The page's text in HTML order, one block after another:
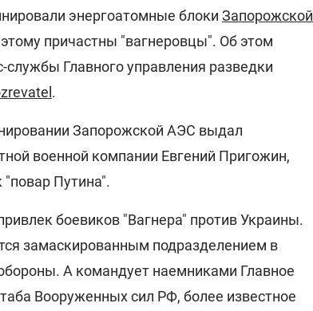
энергоатомные блоки Запорожской
причастны "вагнеровцы". Об этом
службы Главного управления разведки
.
Запорожской АЭС выдал
военной компании Евгений Пригожин,
"повар Путина".
боевиков "Вагнера" против Украины.
замаскированным подразделением в
А командует наемниками Главное
Вооруженных сил РФ, более известное